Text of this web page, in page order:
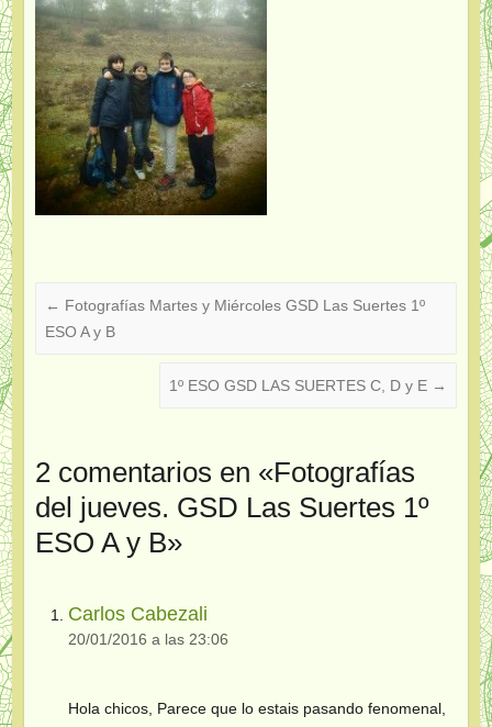
← Fotografías Martes y Miércoles GSD Las Suertes 1º
ESO A y B
1º ESO GSD LAS SUERTES C, D y E →
2 comentarios en «Fotografías
del jueves. GSD Las Suertes 1º
ESO A y B»
Carlos Cabezali
20/01/2016 a las 23:06
Hola chicos, Parece que lo estais pasando fenomenal,